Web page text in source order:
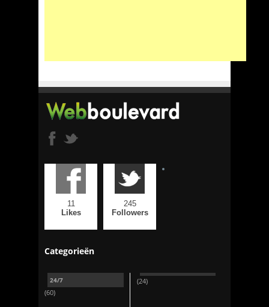
11
Likes
245
Followers
Categorieën
24/7
(60)
(24)